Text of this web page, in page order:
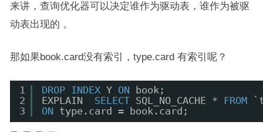
来讲，查询优化器可以决定谁作为驱动表，谁作为被驱
动表出现的 。
那如果book.card没有索引，type.card 有索引呢？
1
2
3
DROP INDEX Y ON
book;
EXPLAIN SELECT SQL_NO_CACHE * FROM
ON
type.card = book.card;